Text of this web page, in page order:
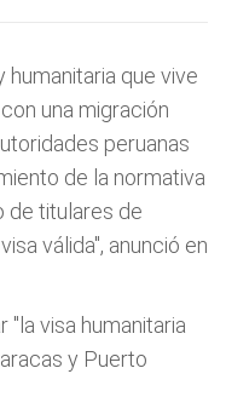
que vive
una migración
peruanas
de la normativa
de titulares de
válida", anunció en
visa humanitaria
y Puerto